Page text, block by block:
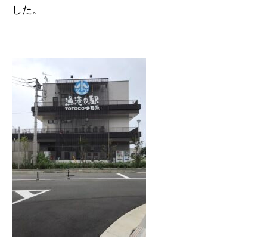
した。